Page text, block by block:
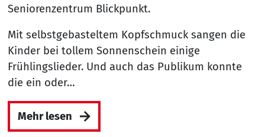
Seniorenzentrum Blickpunkt.
Mit selbstgebasteltem Kopfschmuck sangen die
Kinder bei tollem Sonnenschein einige
Frühlingslieder. Und auch das Publikum konnte
die ein oder…
Mehr lesen